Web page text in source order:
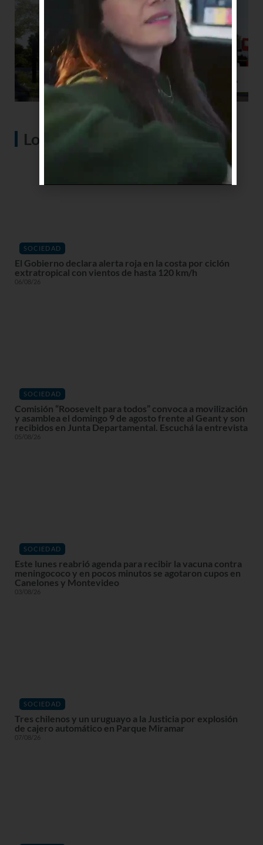
Lo más visto
SOCIEDAD
El Gobierno declara alerta roja en la costa por ciclón
extratropical con vientos de hasta 120 km/h
06/08/26
SOCIEDAD
Comisión “Roosevelt para todos” convoca a movilización
y asamblea el domingo 9 de agosto frente al Geant y son
recibidos en Junta Departamental. Escuchá la entrevista
05/08/26
SOCIEDAD
Este lunes reabrió agenda para recibir la vacuna contra
meningococo y en pocos minutos se agotaron cupos en
Canelones y Montevideo
03/08/26
SOCIEDAD
Tres chilenos y un uruguayo a la Justicia por explosión
de cajero automático en Parque Miramar
07/08/26